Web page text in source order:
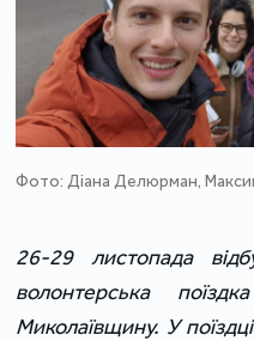
Фото: Діана Делюрман,
26-29 листопада
волонтерська
Миколаївщину. У